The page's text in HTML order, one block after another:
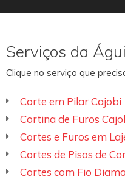
Serviços da
Clique no serviço que
Corte em Pilar Cajobi
Cortina de Furos
Cortes e Furos em
Cortes de Pisos de
Cortes com Fio